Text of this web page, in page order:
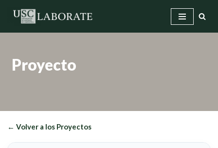
Saltar
Proyecto
← Volver a los Proyectos